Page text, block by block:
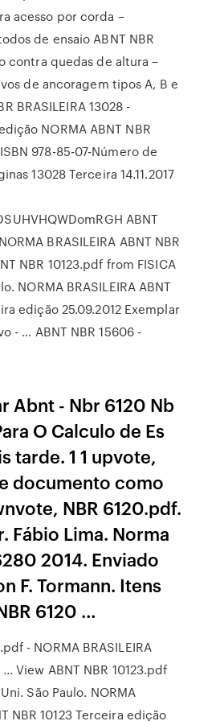
acesso por corda –
de ensaio ABNT NBR
contra quedas de altura –
de ancoragem tipos A, B e
BRASILEIRA 13028 -
NORMA ABNT NBR
978-85-07-Número de
13028 Terceira 14.11.2017
ABNT
BRASILEIRA ABNT NBR
NBR 10123.pdf from FISICA
NORMA BRASILEIRA ABNT
edição 25.09.2012 Exemplar
- … ABNT NBR 15606 -
Abnt - Nbr 6120 Nb
O Calculo de Es
tarde. 1 1 upvote,
documento como
NBR 6120.pdf.
Fábio Lima. Norma
2014. Enviado
F. Tormann. Itens
6120 …
- NORMA BRASILEIRA
... View ABNT NBR 10123.pdf
São Paulo. NORMA
NBR 10123 Terceira edição